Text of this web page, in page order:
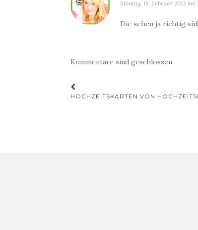
Montag, 18. Februar 2013 bei
Die sehen ja richtig
Kommentare sind geschlossen.
Beitrags-
HOCHZEITSKARTEN VON